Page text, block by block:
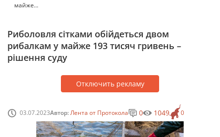
майже...
Риболовля сітками обійдеться двом
рибалкам у майже 193 тисяч гривень –
рішення суду
Отключить рекламу
03.07.2023Автор:Лента от Протокола 0
0 1049